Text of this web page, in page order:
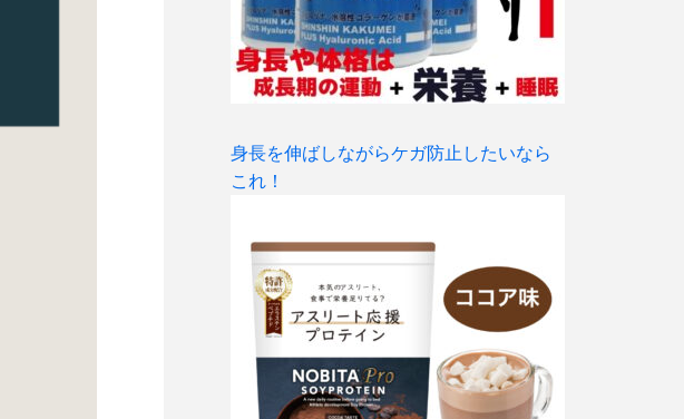
身長を伸ばしながらケガ防止したいなら
これ！